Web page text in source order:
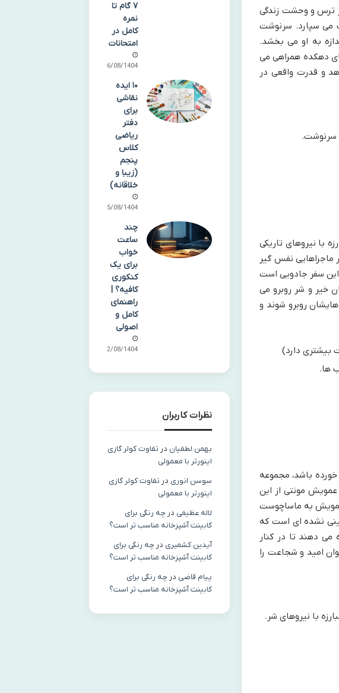
ترس و وحشت زندگی
می سپارد. سرنوشت
به او می بخشد.
دهکده همراهی می
و قدرت واقعی در
سرنوشت.
با نیروهای تاریکی
ماجراهایی نفس گیر
سفر جادویی است
خیر و شر روبرو می
روبرو شوند و
ها.
خورده باشد، مجموعه
مونتی از این
عمویش به ماساچوست
نشده ای است که
می دهند تا در کنار
امید و شجاعت را
با نیروهای شر.
۷ گام تا
نمره
کامل در
امتحانات
16/08/1404
۱۰ ایده
نقاشی
برای
دفتر
ریاضی
کلاس
پنجم
(زیبا و
خلاقانه)
15/08/1404
چند
ساعت
خواب
برای یک
کنکوری
کافیه؟ |
راهنمای
کامل و
اصولی
12/08/1404
نظرات کاربران
بهمن لطفیان در تفاوت کولر گازی
اینورتر با معمولی
سوسن انوری در تفاوت کولر گازی
اینورتر با معمولی
لاله عظیمی در چه رنگی برای
کابینت آشپزخانه مناسب‌ تر است؟
آیدین کشمیری در چه رنگی برای
کابینت آشپزخانه مناسب‌ تر است؟
پیام قاضی در چه رنگی برای
کابینت آشپزخانه مناسب‌ تر است؟